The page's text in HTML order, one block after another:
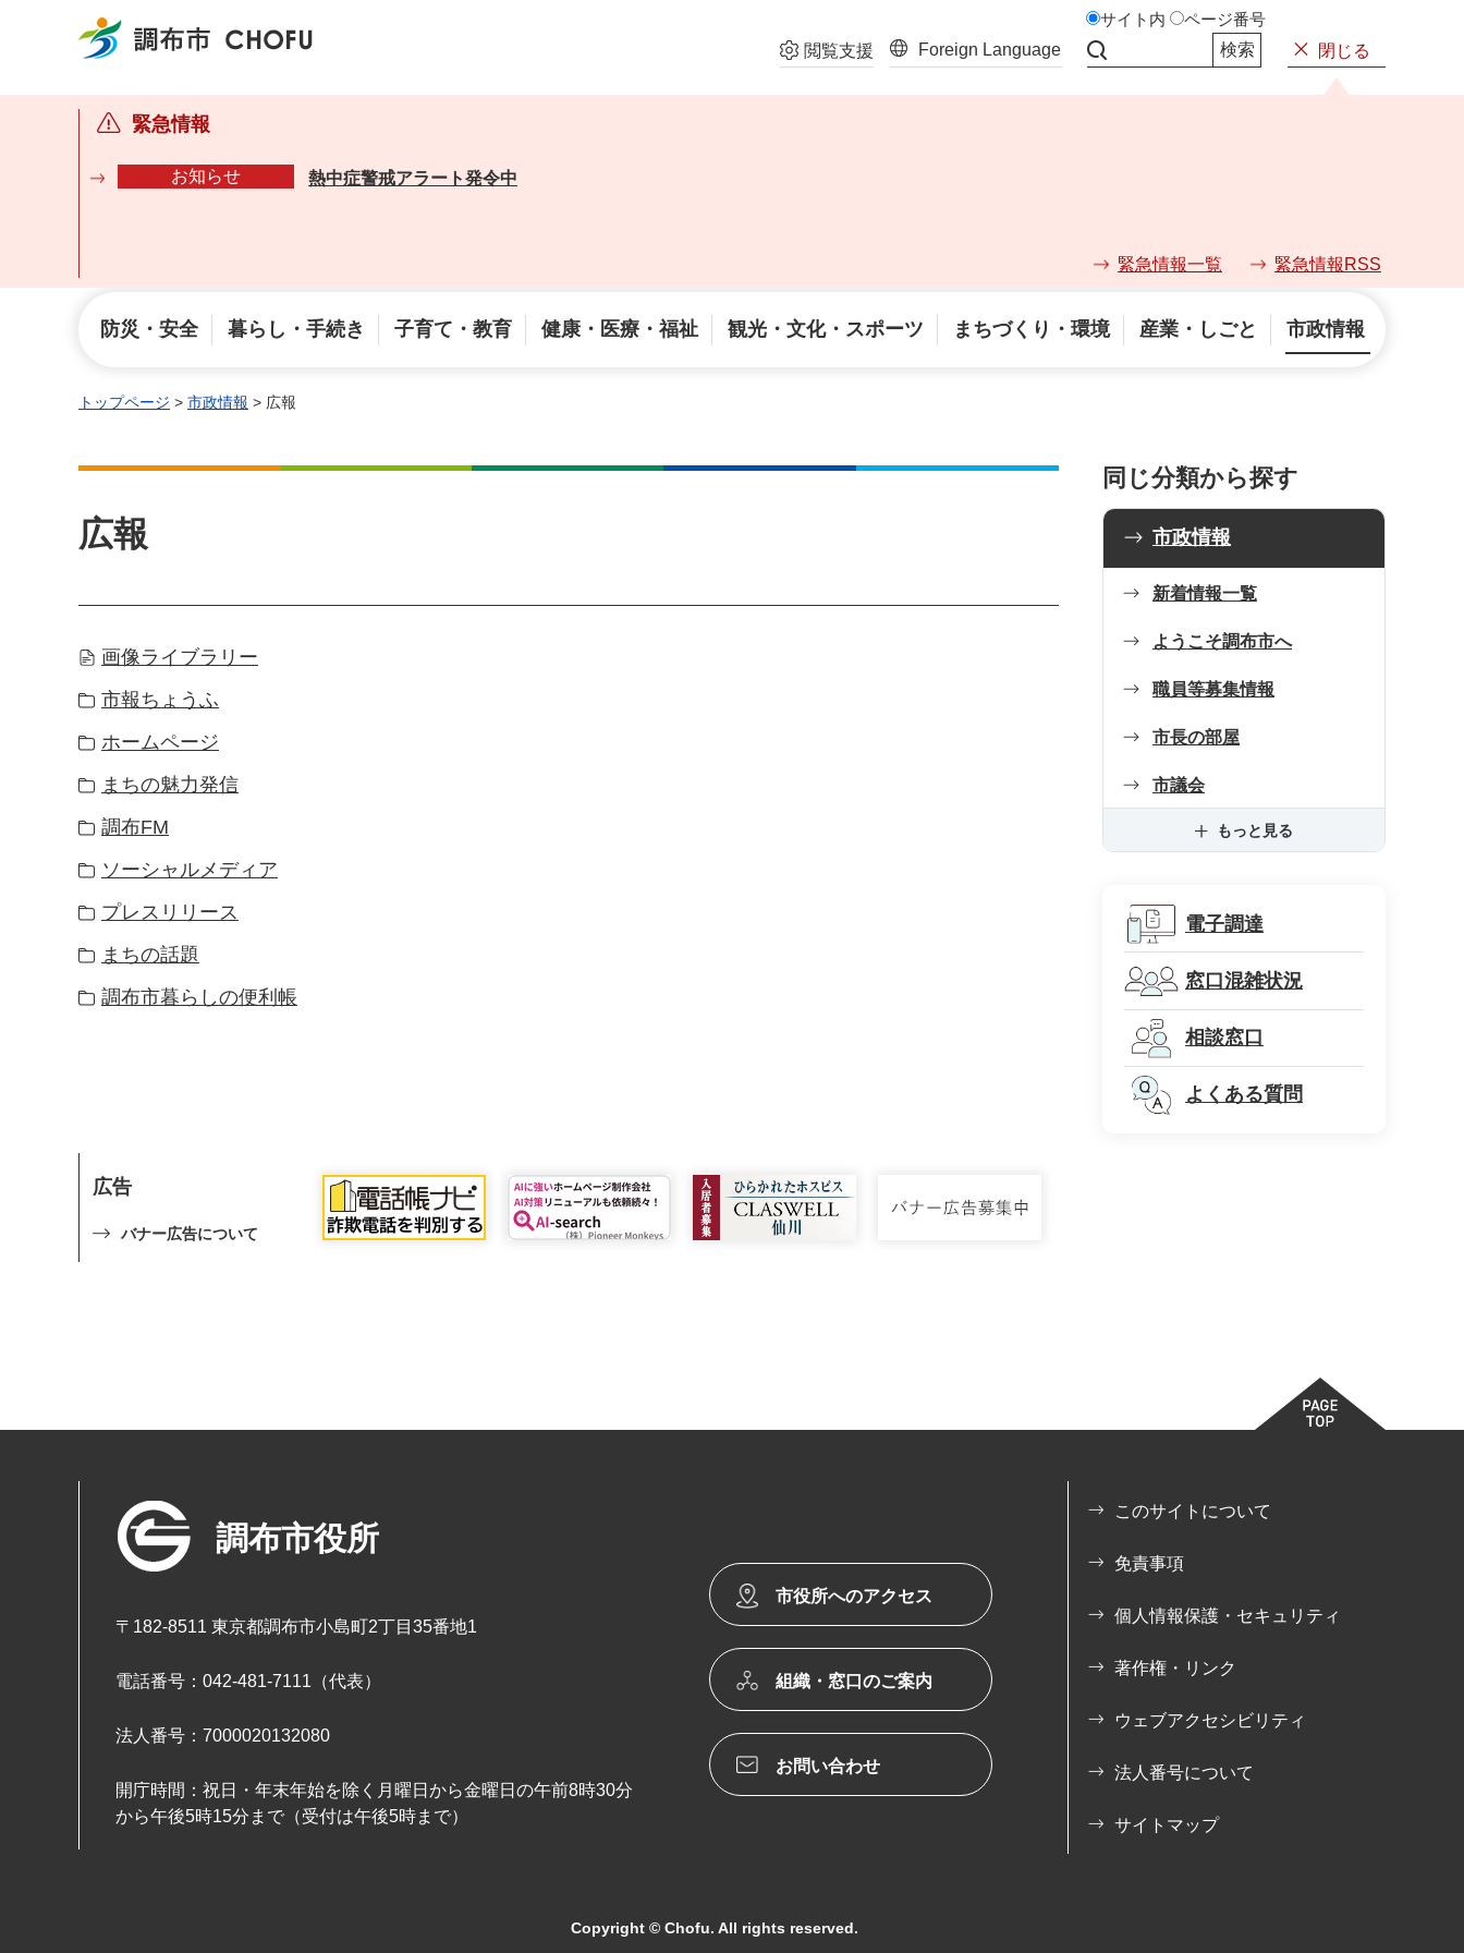
調布市 閲覧支援 Foreign Language
サイト内 ページ番号
閉じる
緊急情報
お知らせ 熱中症警戒アラート発令中
緊急情報一覧 緊急情報RSS
防災・安全 暮らし・手続き 子育て・教育 健康・医療・福祉 観光・文化・スポーツ まちづくり・環境 産業・しごと 市政情報
トップページ > 市政情報 > 広報
広報
画像ライブラリー
市報ちょうふ
ホームページ
まちの魅力発信
調布FM
ソーシャルメディア
プレスリリース
まちの話題
調布市暮らしの便利帳
広告
バナー広告について
同じ分類から探す
市政情報
新着情報一覧
ようこそ調布市へ
職員等募集情報
市長の部屋
市議会
もっと見る
電子調達
窓口混雑状況
相談窓口
よくある質問
調布市役所
〒182-8511 東京都調布市小島町2丁目35番地1
電話番号：042-481-7111（代表）
法人番号：7000020132080
開庁時間：祝日・年末年始を除く月曜日から金曜日の午前8時30分
から午後5時15分まで（受付は午後5時まで）
市役所へのアクセス
組織・窓口のご案内
お問い合わせ
このサイトについて
免責事項
個人情報保護・セキュリティ
著作権・リンク
ウェブアクセシビリティ
法人番号について
サイトマップ
Copyright © Chofu. All rights reserved.